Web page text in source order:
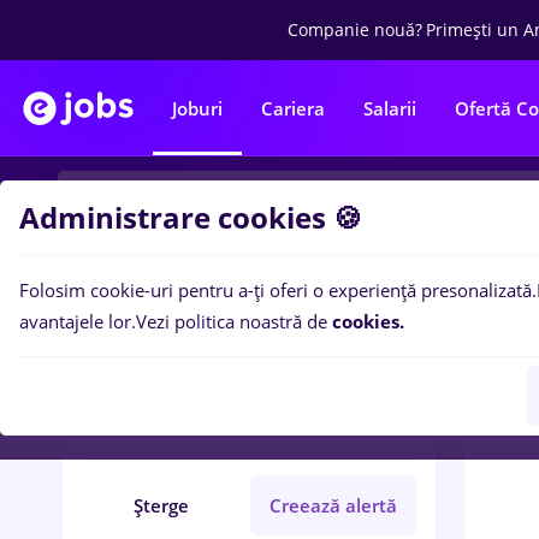
Companie nouă? Primești un
Joburi Cariera Salarii Ofertă
Filtre
Șterge Creează alertă
0
Administrare cookies 🍪
Folosim cookie-uri pentru a-ți oferi o experiență presonalizată.
avantajele lor.Vezi politica noastră de cookies.